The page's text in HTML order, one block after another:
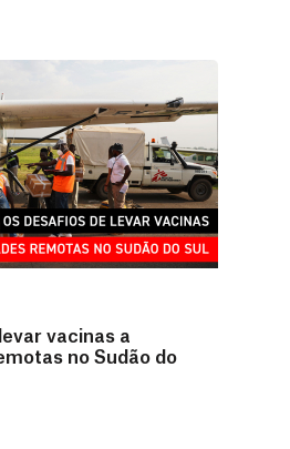
vacinas a
no Sudão do